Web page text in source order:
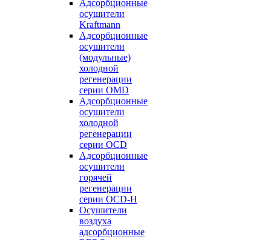
Адсорбционные
осушители
Kraftmann
Адсорбционные
осушители
(модульные)
холодной
регенерации
серии OMD
Адсорбционные
осушители
холодной
регенерации
серии OCD
Адсорбционные
осушители
горячей
регенерации
серии OСD-H
Осушители
воздуха
адсорбционные